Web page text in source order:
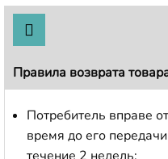
Правила возврата
Потребитель вправе
время до его